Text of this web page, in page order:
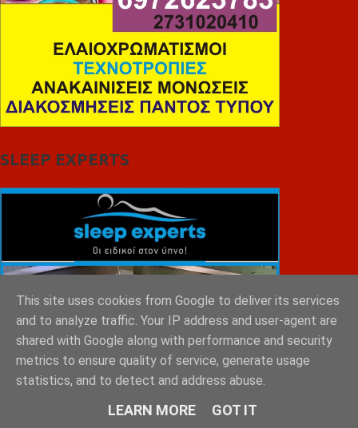
SLEEP EXPERTS
This site uses cookies from Google to deliver its services
and to analyze traffic. Your IP address and user-agent are
shared with Google along with performance and security
metrics to ensure quality of service, generate usage
statistics, and to detect and address abuse.
LEARN MORE GOT IT